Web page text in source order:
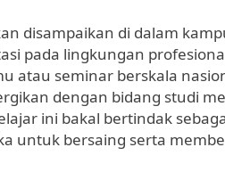
disampaikan di dalam
pada lingkungan
atau seminar berskala
dengan bidang studi
ini bakal bertindak
untuk bersaing serta